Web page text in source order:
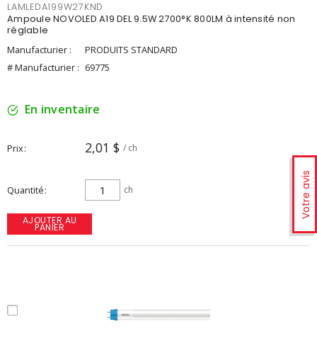
Votre avis
LAMLEDA199W27KND
Ampoule NOVOLED A19 DEL 9.5W 2700°K 800LM à intensité non
réglable
Manufacturier :
PRODUITS STANDARD
# Manufacturier : 69775
En inventaire
Prix 2,01 $ / ch
Quantité ch
AJOUTER AU
PANIER